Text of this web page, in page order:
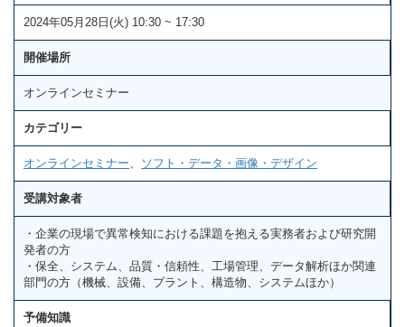
2024年05月28日(火) 10:30 ~ 17:30
開催場所
オンラインセミナー
カテゴリー
オンラインセミナー ソフト・データ・画像・デザイン
受講対象者
・企業の現場で異常検知における課題を抱える実務者および研究開
発者の方
・保全、システム、品質・信頼性、工場管理、データ解析ほか関連
部門の方（機械、設備、プラント、構造物、システムほか）
予備知識